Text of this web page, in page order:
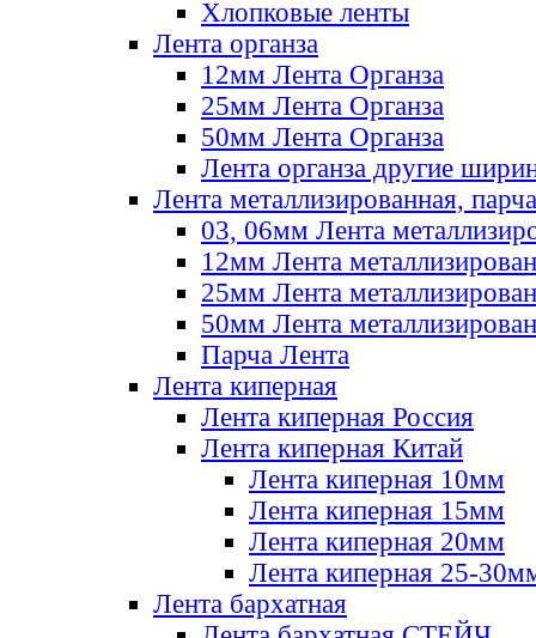
Хлопковые ленты
Лента органза
12мм Лента Органза
25мм Лента Органза
50мм Лента Органза
Лента органза другие
Лента металлизированная, парча
03, 06мм Лента
12мм Лента
25мм Лента
50мм Лента
Парча Лента
Лента киперная
Лента киперная Россия
Лента киперная Китай
Лента киперная 10мм
Лента киперная 15мм
Лента киперная 20мм
Лента киперная 25-
Лента бархатная